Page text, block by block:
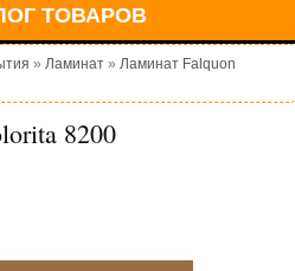
ТОВАРОВ
» Ламинат » Ламинат Falquon
8200